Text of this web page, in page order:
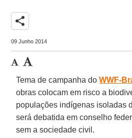
share
09 Junho 2014
Tema de campanha doWWF-
obras colocam em risco a
populações indígenas isoladas
será debatida em conselho
sem a sociedade civil.